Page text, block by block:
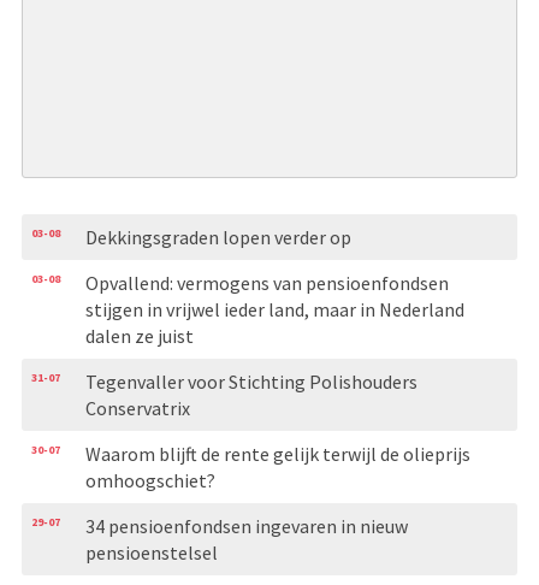
03-08 Dekkingsgraden lopen verder op
03-08
Opvallend: vermogens van pensioenfondsen
stijgen in vrijwel ieder land, maar in Nederland
dalen ze juist
31-07
Tegenvaller voor Stichting Polishouders
Conservatrix
30-07
Waarom blijft de rente gelijk terwijl de olieprijs
omhoogschiet?
29-07
34 pensioenfondsen ingevaren in nieuw
pensioenstelsel